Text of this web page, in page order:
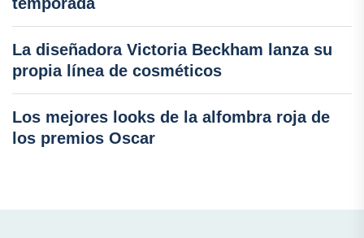
La diseñadora Victoria Beckham lanza su
propia línea de cosméticos
Los mejores looks de la alfombra roja de
los premios Oscar